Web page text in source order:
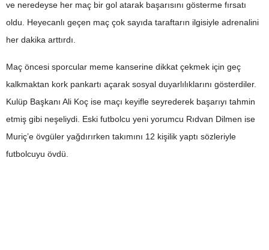
ve neredeyse her maç bir gol atarak başarısını gösterme fırsatı
oldu. Heyecanlı geçen maç çok sayıda taraftarın ilgisiyle adrenalini
her dakika arttırdı.
Maç öncesi sporcular meme kanserine dikkat çekmek için geç
kalkmaktan kork pankartı açarak sosyal duyarlılıklarını gösterdiler.
Kulüp Başkanı Ali Koç ise maçı keyifle seyrederek başarıyı tahmin
etmiş gibi neşeliydi. Eski futbolcu yeni yorumcu Rıdvan Dilmen ise
Muriç’e övgüler yağdırırken takımını 12 kişilik yaptı sözleriyle
futbolcuyu övdü.